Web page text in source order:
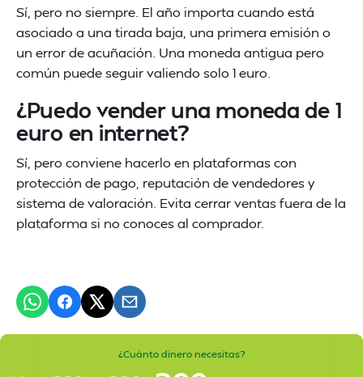
Sí, pero no siempre. El año importa cuando está
asociado a una tirada baja, una primera emisión o
un error de acuñación. Una moneda antigua pero
común puede seguir valiendo solo 1 euro.
¿Puedo vender una moneda de 1
euro en internet?
Sí, pero conviene hacerlo en plataformas con
protección de pago, reputación de vendedores y
sistema de valoración. Evita cerrar ventas fuera de la
plataforma si no conoces al comprador.
¿Cuánto dinero necesitas?